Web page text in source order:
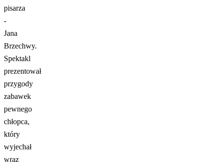
pisarza
-
Jana
Brzechwy.
Spektakl
prezentował
przygody
zabawek
pewnego
chłopca,
który
wyjechał
wraz